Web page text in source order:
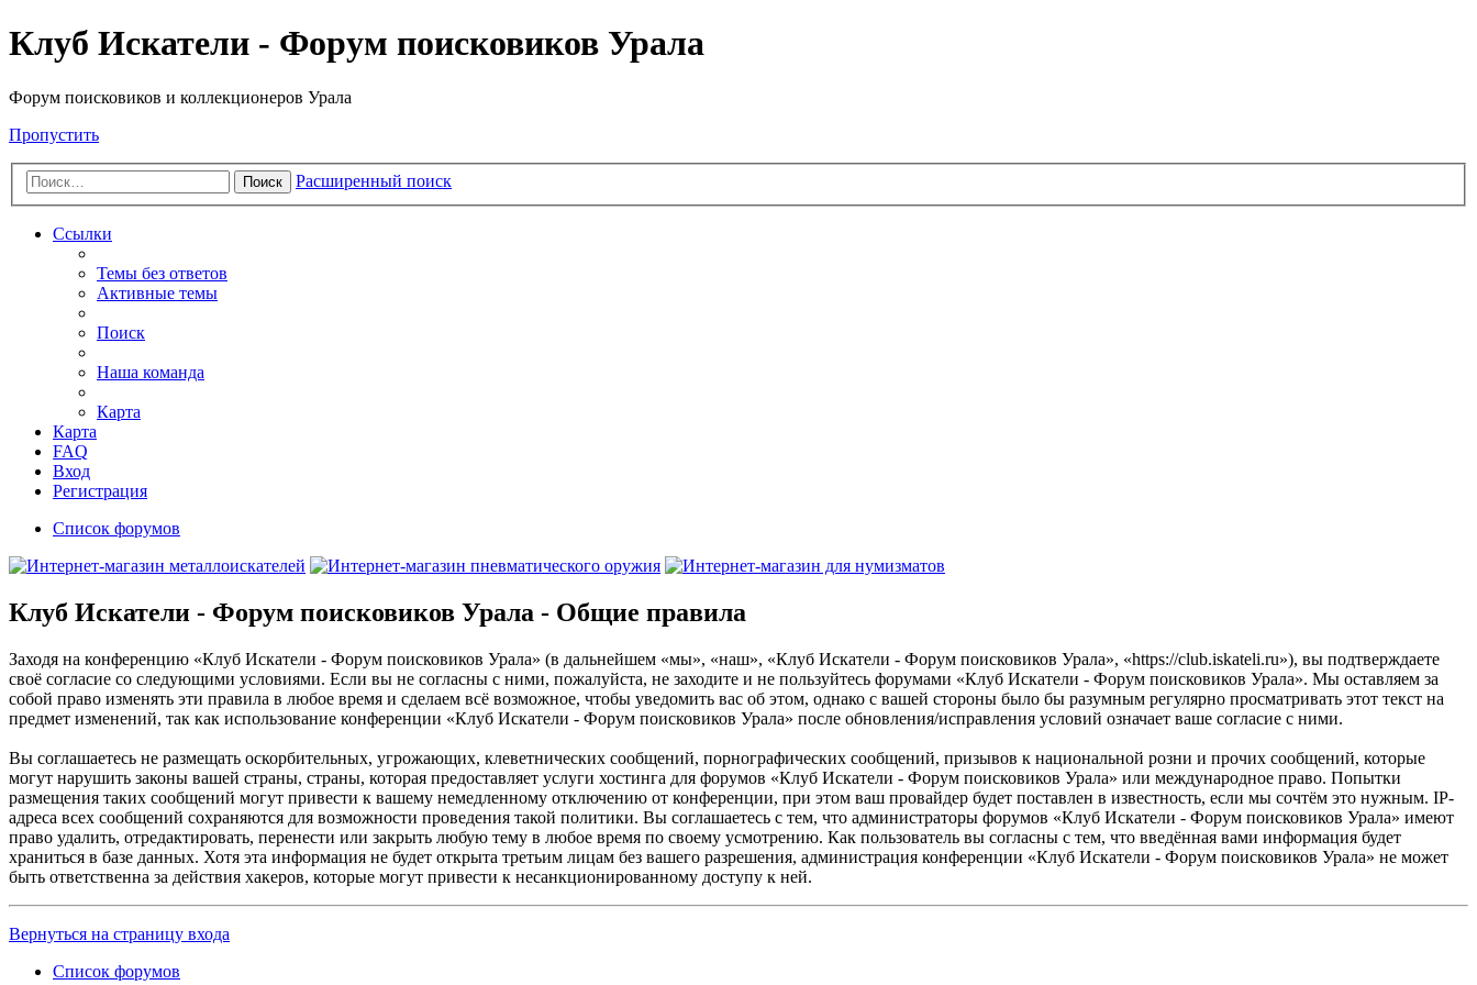
Клуб Искатели - Форум поисковиков Урала
Форум поисковиков и коллекционеров Урала
Пропустить
Поиск Расширенный поиск
Ссылки
Темы без ответов
Активные темы
Поиск
Наша команда
Карта
Карта
FAQ
Вход
Регистрация
Список форумов
Клуб Искатели - Форум поисковиков Урала - Общие правила
Заходя на конференцию «Клуб Искатели - Форум поисковиков Урала» (в дальнейшем «мы», «наш», «Клуб Искатели - Форум поисковиков Урала», «https://club.iskateli.ru»), вы подтверждаете
своё согласие со следующими условиями. Если вы не согласны с ними, пожалуйста, не заходите и не пользуйтесь форумами «Клуб Искатели - Форум поисковиков Урала». Мы оставляем за
собой право изменять эти правила в любое время и сделаем всё возможное, чтобы уведомить вас об этом, однако с вашей стороны было бы разумным регулярно просматривать этот текст на
предмет изменений, так как использование конференции «Клуб Искатели - Форум поисковиков Урала» после обновления/исправления условий означает ваше согласие с ними.
Вы соглашаетесь не размещать оскорбительных, угрожающих, клеветнических сообщений, порнографических сообщений, призывов к национальной розни и прочих сообщений, которые
могут нарушить законы вашей страны, страны, которая предоставляет услуги хостинга для форумов «Клуб Искатели - Форум поисковиков Урала» или международное право. Попытки
размещения таких сообщений могут привести к вашему немедленному отключению от конференции, при этом ваш провайдер будет поставлен в известность, если мы сочтём это нужным. IP-
адреса всех сообщений сохраняются для возможности проведения такой политики. Вы соглашаетесь с тем, что администраторы форумов «Клуб Искатели - Форум поисковиков Урала» имеют
право удалить, отредактировать, перенести или закрыть любую тему в любое время по своему усмотрению. Как пользователь вы согласны с тем, что введённая вами информация будет
храниться в базе данных. Хотя эта информация не будет открыта третьим лицам без вашего разрешения, администрация конференции «Клуб Искатели - Форум поисковиков Урала» не может
быть ответственна за действия хакеров, которые могут привести к несанкционированному доступу к ней.
Вернуться на страницу входа
Список форумов